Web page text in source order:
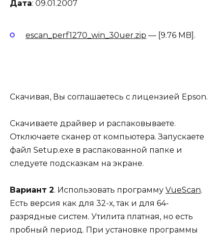
Дата: 09.01.2007
escan_perf1270_win_30uer.zip — [9.76 MB].
Скачивая, Вы соглашаетесь с лицензией Epson.
Скачиваете драйвер и распаковываете.
Отключаете сканер от компьютера. Запускаете
файл Setup.exe в распакованной папке и
следуете подсказкам на экране.
Вариант 2. Использовать программу VueScan.
Есть версия как для 32-х, так и для 64-
разрядные систем. Утилита платная, но есть
пробный период. При установке программы